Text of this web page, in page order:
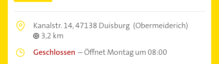
Kanalstr. 14,47138 Duisburg (Obermeiderich)
3,2 km
Geschlossen –Öffnet Montag um 08:00